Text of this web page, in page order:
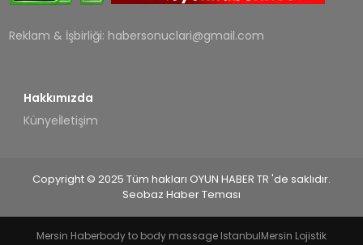
Reklam & İşbirliği: habersonuclari@gmail.com
Hakkımızda
Künyeİletişim
Copyright © 2025 Tüm hakları OYUN HABER TR 'de saklıdır.
Seobaz Haber Teması
Mersin Haberbody to body massage IstanbulMersin Lojistik